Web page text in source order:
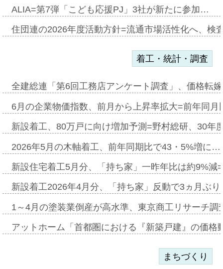
ALIA=第7弾「こども応援PJ」3社が新たに参加…
住団連の2026年度活動方針=流通市場活性化へ、検
着工・統計・調査
全建総連「第6回工務店アンケート調査」、価格転
6月の企業物価指数、前月から上昇率拡大=前年同
新設着工、80万戸に向け増加予測=野村総研、30年
2026年5月の木軸着工、前年同期比で43・5%増に…
新設住宅着工5月分、「持ち家」一昨年比は約9%
新設着工2026年4月分、「持ち家」反動で3ヵ月ぶ
1～4月の塗装業倒産が高水準、東京商工リサーチ
アットホーム「首都圏における『新築戸建』の価
まちづくり